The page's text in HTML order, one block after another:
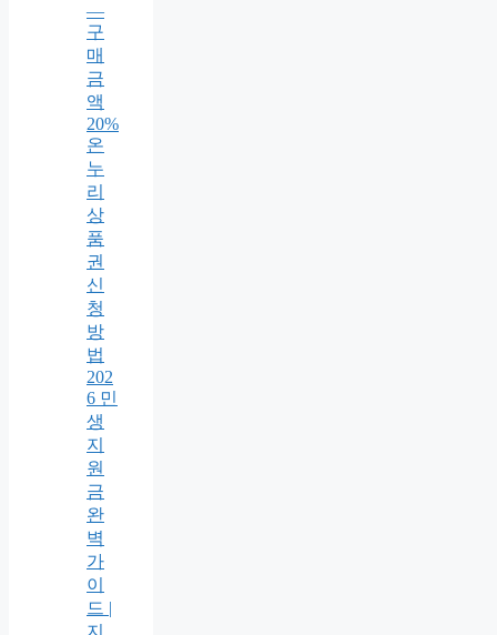
—
구
매
금
액
20%
온
누
리
상
품
권
신
청
방
법
202
6 민
생
지
원
금
완
벽
가
이
드 |